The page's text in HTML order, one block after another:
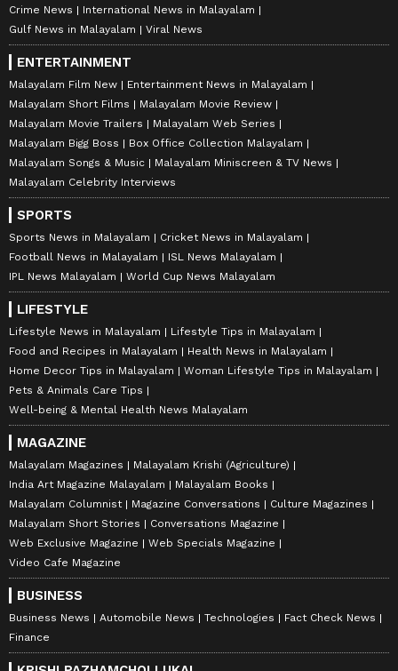
Crime News
International News in Malayalam
Gulf News in Malayalam
Viral News
ENTERTAINMENT
Malayalam Film New
Entertainment News in Malayalam
Malayalam Short Films
Malayalam Movie Review
Malayalam Movie Trailers
Malayalam Web Series
Malayalam Bigg Boss
Box Office Collection Malayalam
Malayalam Songs & Music
Malayalam Miniscreen & TV News
Malayalam Celebrity Interviews
SPORTS
Sports News in Malayalam
Cricket News in Malayalam
Football News in Malayalam
ISL News Malayalam
IPL News Malayalam
World Cup News Malayalam
LIFESTYLE
Lifestyle News in Malayalam
Lifestyle Tips in Malayalam
Food and Recipes in Malayalam
Health News in Malayalam
Home Decor Tips in Malayalam
Woman Lifestyle Tips in Malayalam
Pets & Animals Care Tips
Well-being & Mental Health News Malayalam
MAGAZINE
Malayalam Magazines
Malayalam Krishi (Agriculture)
India Art Magazine Malayalam
Malayalam Books
Malayalam Columnist
Magazine Conversations
Culture Magazines
Malayalam Short Stories
Conversations Magazine
Web Exclusive Magazine
Web Specials Magazine
Video Cafe Magazine
BUSINESS
Business News Automobile News Technologies
Fact Check News
Finance